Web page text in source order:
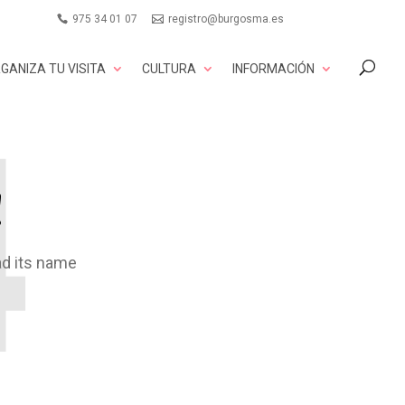
975 34 01 07 registro@burgosma.es
TU VISITA CULTURA INFORMACIÓN
its name